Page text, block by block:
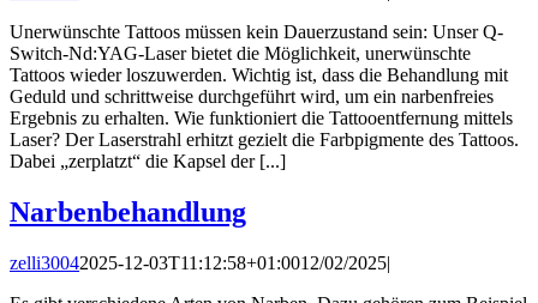
Unerwünschte Tattoos müssen kein Dauerzustand sein: Unser Q-
Switch-Nd:YAG-Laser bietet die Möglichkeit, unerwünschte
Tattoos wieder loszuwerden. Wichtig ist, dass die Behandlung mit
Geduld und schrittweise durchgeführt wird, um ein narbenfreies
Ergebnis zu erhalten. Wie funktioniert die Tattooentfernung mittels
Laser? Der Laserstrahl erhitzt gezielt die Farbpigmente des Tattoos.
Dabei „zerplatzt“ die Kapsel der [...]
Narbenbehandlung
zelli30042025-12-03T11:12:58+01:0012/02/2025|